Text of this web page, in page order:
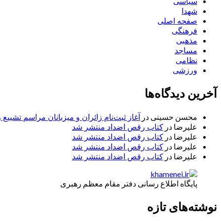
شهدا
صفحه اصلی
فرهنگی
مذهبی
مساجد
نظامی
ورزشی
آخرین دیدگاه‌ها
محسن حسینی در آغاز ثبت‌نام زائران و میزبانان مراسم
علیرضا در کتاب رقص اضداد منتشر شد
علیرضا در کتاب رقص اضداد منتشر شد
علیرضا در کتاب رقص اضداد منتشر شد
علیرضا در کتاب رقص اضداد منتشر شد
پایگاه اطلاع رسانی دفتر مقام معظم رهبری
نوشته‌های تازه